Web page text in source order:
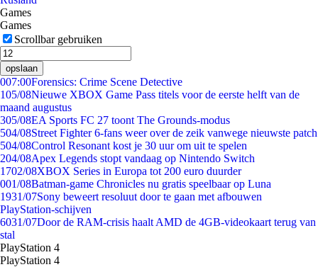
Games
Games
Scrollbar gebruiken
opslaan
007:00Forensics: Crime Scene Detective
105/08Nieuwe XBOX Game Pass titels voor de eerste helft van de
maand augustus
305/08EA Sports FC 27 toont The Grounds-modus
504/08Street Fighter 6-fans weer over de zeik vanwege nieuwste patch
504/08Control Resonant kost je 30 uur om uit te spelen
204/08Apex Legends stopt vandaag op Nintendo Switch
1702/08XBOX Series in Europa tot 200 euro duurder
001/08Batman-game Chronicles nu gratis speelbaar op Luna
1931/07Sony beweert resoluut door te gaan met afbouwen
PlayStation-schijven
6031/07Door de RAM-crisis haalt AMD de 4GB-videokaart terug van
stal
PlayStation 4
PlayStation 4